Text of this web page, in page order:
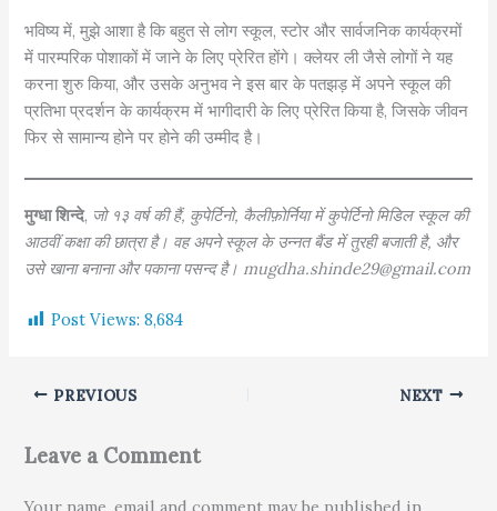
भविष्य में, मुझे आशा है कि बहुत से लोग स्कूल, स्टोर और सार्वजनिक कार्यक्रमों
में पारम्परिक पोशाकों में जाने के लिए प्रेरित होंगे। क्लेयर ली जैसे लोगों ने यह
करना शुरु किया, और उसके अनुभव ने इस बार के पतझड़ में अपने स्कूल की
प्रतिभा प्रदर्शन के कार्यक्रम में भागीदारी के लिए प्रेरित किया है, जिसके जीवन
फिर से सामान्य होने पर होने की उम्मीद है।
मुग्धा शिन्दे, जो १३ वर्ष की हैं, कुपेर्टिनो, कैलीफ़ोर्निया में कुपेर्टिनो मिडिल स्कूल की
आठवीं कक्षा की छात्रा है। वह अपने स्कूल के उन्नत बैंड में तुरही बजाती है, और
उसे खाना बनाना और पकाना पसन्द है। mugdha.shinde29@gmail.com
Post Views: 8,684
PREVIOUS NEXT
Leave a Comment
Your name, email and comment may be published in